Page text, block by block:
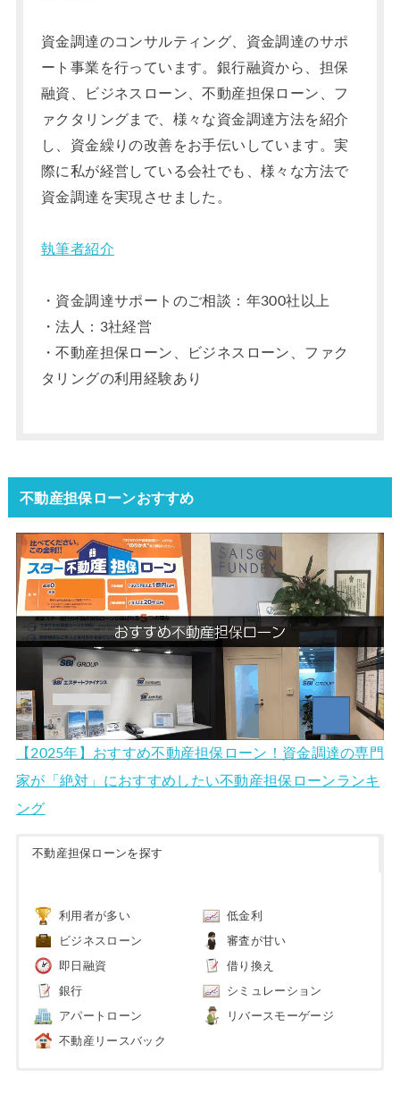
資金調達のコンサルティング、資金調達のサポ
ート事業を行っています。銀行融資から、担保
融資、ビジネスローン、不動産担保ローン、フ
ァクタリングまで、様々な資金調達方法を紹介
し、資金繰りの改善をお手伝いしています。実
際に私が経営している会社でも、様々な方法で
資金調達を実現させました。
執筆者紹介
・資金調達サポートのご相談：年300社以上
・法人：3社経営
・不動産担保ローン、ビジネスローン、ファク
タリングの利用経験あり
不動産担保ローンおすすめ
【2025年】おすすめ不動産担保ローン！資金調達の専門
家が「絶対」におすすめしたい不動産担保ローンランキ
ング
不動産担保ローンを探す
利用者が多い 低金利
ビジネスローン 審査が甘い
即日融資 借り換え
銀行 シミュレーション
アパートローン リバースモーゲージ
不動産リースバック